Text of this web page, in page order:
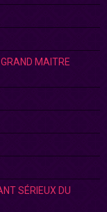
MAITRE
SÉRIEUX DU